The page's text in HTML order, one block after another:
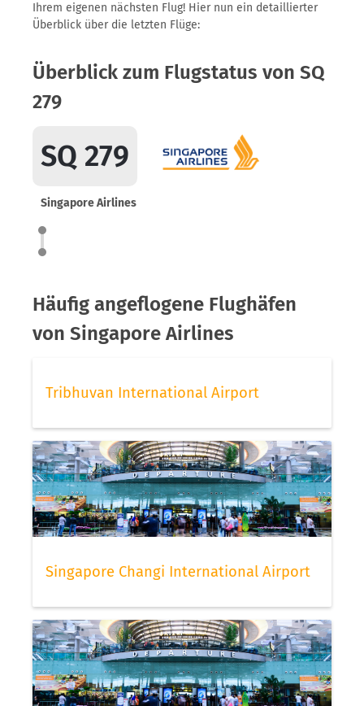
Ihrem eigenen nächsten Flug! Hier nun ein detaillierter
Überblick über die letzten Flüge:
Überblick zum Flugstatus von SQ
279
SQ 279
Singapore Airlines
Häufig angeflogene Flughäfen
von Singapore Airlines
Tribhuvan International Airport
Singapore Changi International Airport